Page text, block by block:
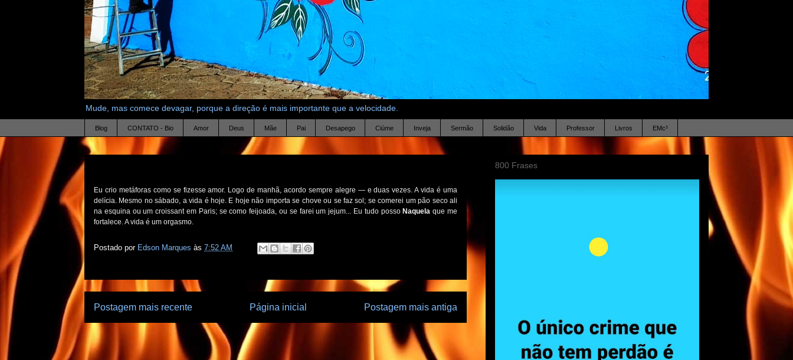
Mude, mas comece devagar, porque a direção é mais importante que a velocidade.
Blog CONTATO - Bio Amor Deus Mãe Pai Desapego Ciúme Inveja Sermão Solidão Vida Professor Livros EMc³
Eu crio metáforas como se fizesse amor. Logo de manhã, acordo sempre alegre — e duas vezes. A vida é uma
delícia. Mesmo no sábado, a vida é hoje. E hoje não importa se chove ou se faz sol; se comerei um pão seco ali
na esquina ou um croissant em Paris; se como feijoada, ou se farei um jejum... Eu tudo posso Naquela que me
fortalece. A vida é um orgasmo.
Postado por Edson Marques às 7:52 AM
Postagem mais recente Postagem mais antiga
Página inicial
800 Frases